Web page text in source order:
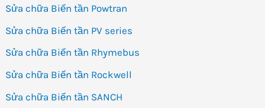
Sửa chữa Biến tần Powtran
Sửa chữa Biến tần PV series
Sửa chữa Biến tần Rhymebus
Sửa chữa Biến tần Rockwell
Sửa chữa Biến tần SANCH